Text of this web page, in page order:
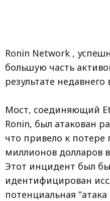
Ronin Network ,
большую часть
результате
Мост, соединяющий
Ronin, был атакован
что привело к
миллионов долларов
Этот инцидент был
идентифицирован
потенциальная "атака